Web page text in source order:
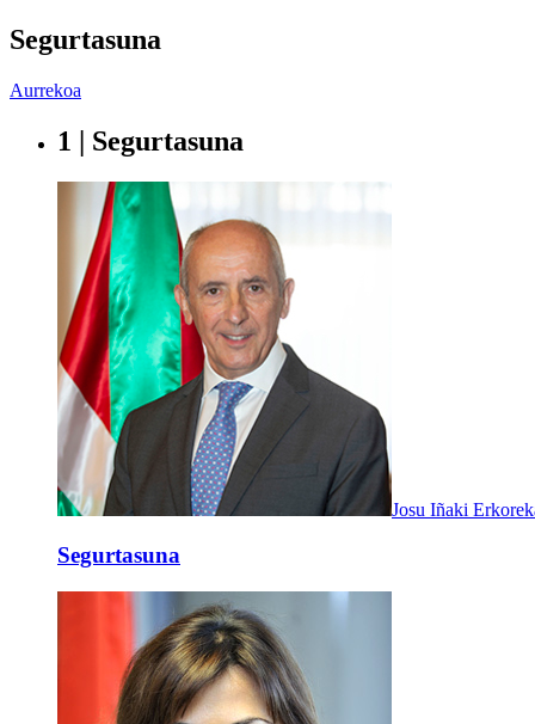
Segurtasuna
Aurrekoa
1 | Segurtasuna
Josu Iñaki
Segurtasuna